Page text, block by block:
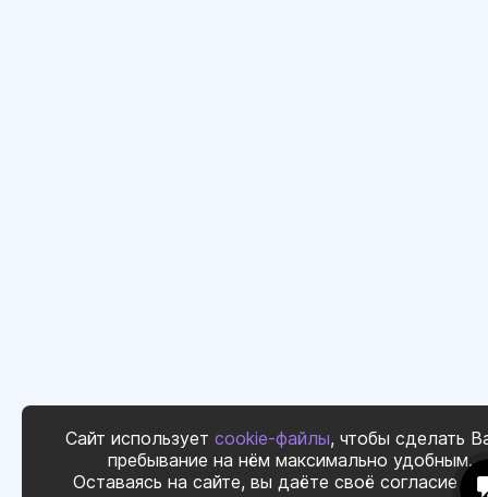
Сайт использует cookie-файлы, чтобы сделать
пребывание на нём максимально удобным.
Оставаясь на сайте, вы даёте своё согласие на